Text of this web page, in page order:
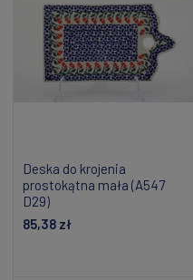
Deska do krojenia
prostokątna mała (A547
D29)
85,38 zł